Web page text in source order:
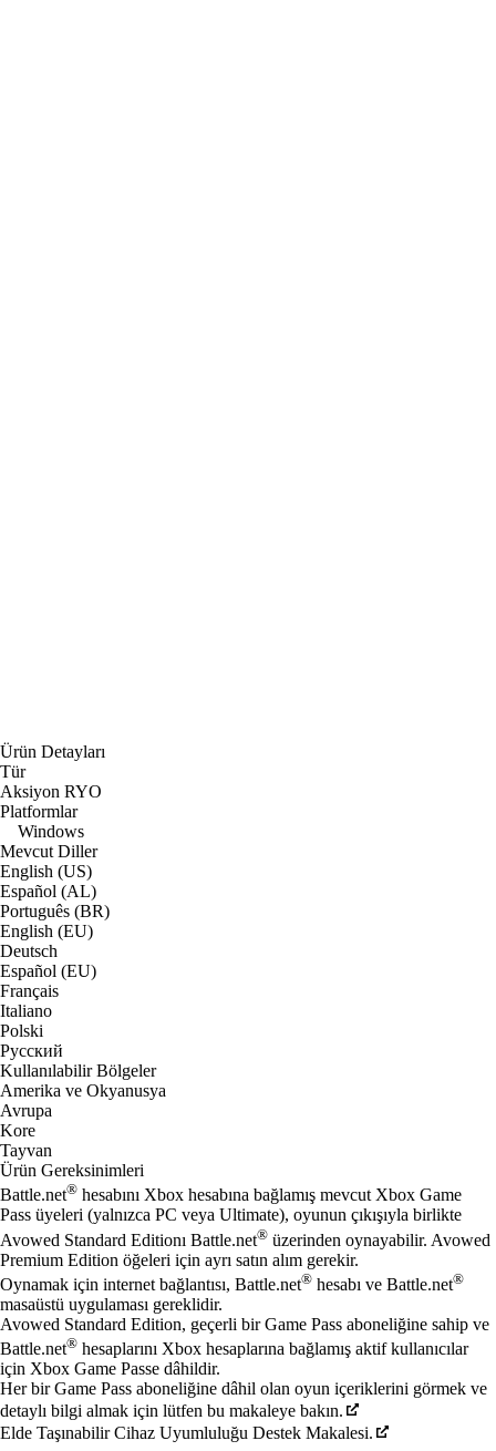
Ürün Detayları
Tür
Aksiyon RYO
Platformlar
Windows
Mevcut Diller
English (US)
Español (AL)
Português (BR)
English (EU)
Deutsch
Español (EU)
Français
Italiano
Polski
Русский
Kullanılabilir Bölgeler
Amerika ve Okyanusya
Avrupa
Kore
Tayvan
Ürün Gereksinimleri
Battle.net® hesabını Xbox hesabına bağlamış mevcut Xbox Game
Pass üyeleri (yalnızca PC veya Ultimate), oyunun çıkışıyla birlikte
Avowed Standard Editionı Battle.net® üzerinden oynayabilir. Avowed
Premium Edition öğeleri için ayrı satın alım gerekir.
Oynamak için internet bağlantısı, Battle.net® hesabı ve Battle.net®
masaüstü uygulaması gereklidir.
Avowed Standard Edition, geçerli bir Game Pass aboneliğine sahip ve
Battle.net® hesaplarını Xbox hesaplarına bağlamış aktif kullanıcılar
için Xbox Game Passe dâhildir.
Her bir Game Pass aboneliğine dâhil olan oyun içeriklerini görmek ve
detaylı bilgi almak için lütfen bu makaleye bakın.
Elde Taşınabilir Cihaz Uyumluluğu Destek Makalesi.